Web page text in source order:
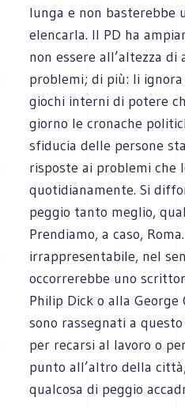
lunga e non basterebbe
elencarla. Il PD ha
non essere all’altezza
problemi; di più: li
giochi interni di potere
giorno le cronache
sfiducia delle persone
risposte ai problemi che
quotidianamente. Si
peggio tanto meglio,
Prendiamo, a caso,
irrappresentabile, nel
occorrerebbe uno
Philip Dick o alla
sono rassegnati a
per recarsi al lavoro o
punto all’altro della
qualcosa di peggio